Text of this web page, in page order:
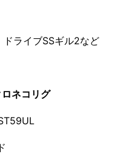
ライブSSギル2など
ネコリグ